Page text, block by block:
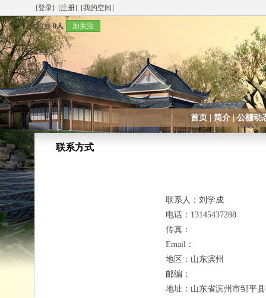
[登录] [注册] [我的空间]
粉丝0人 加关注
首页 |简介|公棚动
联系方式
联系人： 刘学成
电话： 13145437288
传真：
Email：
地区： 山东滨州
邮编：
地址： 山东省滨州市邹平